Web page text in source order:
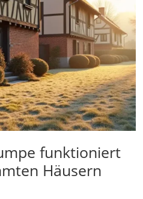
funktioniert
Häusern